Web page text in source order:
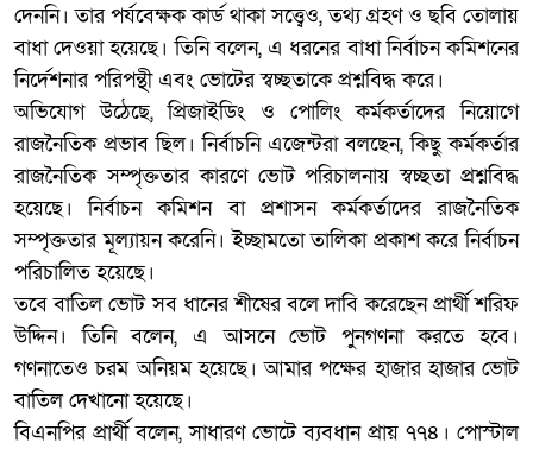
দেননি। তার পর্যবেক্ষক কার্ড থাকা সত্ত্বেও, তথ্য গ্রহণ ও ছবি তোলায়
বাধা দেওয়া হয়েছে। তিনি বলেন, এ ধরনের বাধা নির্বাচন কমিশনের
নির্দেশনার পরিপন্থী এবং ভোটের স্বচ্ছতাকে প্রশ্নবিদ্ধ করে।
অভিযোগ উঠেছে, প্রিজাইডিং ও পোলিং কর্মকর্তাদের নিয়োগে
রাজনৈতিক প্রভাব ছিল। নির্বাচনি এজেন্টরা বলছেন, কিছু কর্মকর্তার
রাজনৈতিক সম্পৃক্ততার কারণে ভোট পরিচালনায় স্বচ্ছতা প্রশ্নবিদ্ধ
হয়েছে। নির্বাচন কমিশন বা প্রশাসন কর্মকর্তাদের রাজনৈতিক
সম্পৃক্ততার মূল্যায়ন করেনি। ইচ্ছামতো তালিকা প্রকাশ করে নির্বাচন
পরিচালিত হয়েছে।
তবে বাতিল ভোট সব ধানের শীষের বলে দাবি করেছেন প্রার্থী শরিফ
উদ্দিন। তিনি বলেন, এ আসনে ভোট পুনগণনা করতে হবে।
গণনাতেও চরম অনিয়ম হয়েছে। আমার পক্ষের হাজার হাজার ভোট
বাতিল দেখানো হয়েছে।
বিএনপির প্রার্থী বলেন, সাধারণ ভোটে ব্যবধান প্রায় ৭৭৪। পোস্টাল